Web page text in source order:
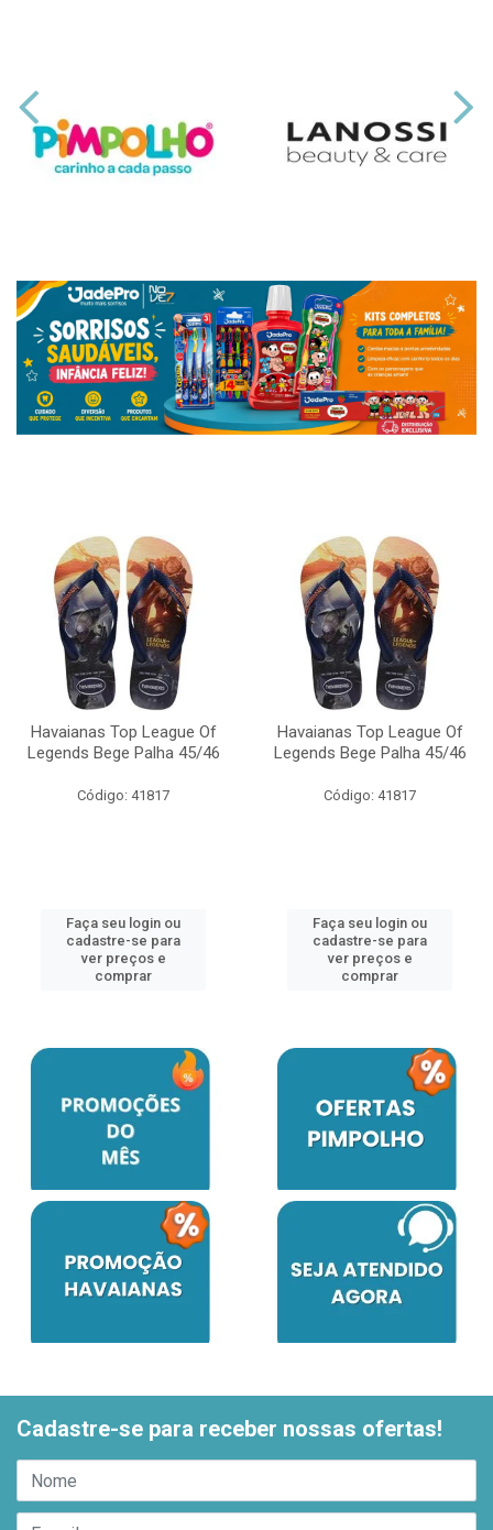
Havaianas Top League Of
Legends Bege Palha 45/46
Código: 41817
Faça seu login ou
cadastre-se para
ver preços e
comprar
Havaianas Top League Of
Legends Bege Palha 45/46
Código: 41817
Faça seu login ou
cadastre-se para
ver preços e
comprar
Cadastre-se para receber nossas ofertas!